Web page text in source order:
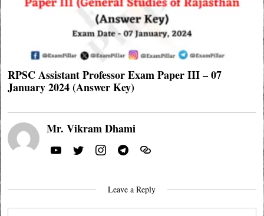
RPSC Assistant Professor Exam Paper III – 07
January 2024 (Answer Key)
Mr. Vikram Dhami
Leave a Reply